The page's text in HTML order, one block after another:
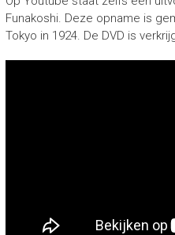
Funakoshi. Deze opname is
Tokyo in 1924. De DVD is